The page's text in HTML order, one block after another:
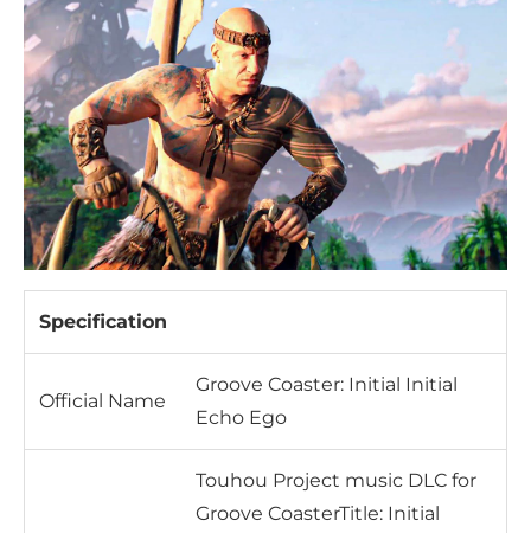
Specification
Official Name
Groove Coaster: Initial Initial
Echo Ego
Touhou Project music DLC for
Groove CoasterTitle: Initial